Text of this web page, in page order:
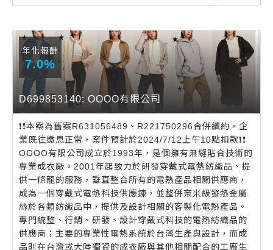
D699853140: OOOO有限公司
年化報酬
7.0%
❗️❗️本案為舊案R631056489、R221750296合併續約，企
業既往繳息正常，案件預計於2024/7/12上午10點扣款❗️❗️
OOOO有限公司成立於1993年，是個擁有無縫貼合技術的
專業成衣廠。2001年起致力於研發穿戴式電熱紡織品、提
供一條龍的服務，垂直整合所有的電熱產品相關供應商，
成為一個穿戴式電熱科技供應鍊，並整併奈米級發熱金屬
絲於各類紡織品中，提供及設計相關的客製化電熱產品。
專門統整、行銷、研發、設計穿戴式科技的電熱紡織品的
供應商；主要的專業性電熱系統於台灣生產與設計，而成
品則在台灣或大陸獨資的成衣廠與其他相關配合的工廠生